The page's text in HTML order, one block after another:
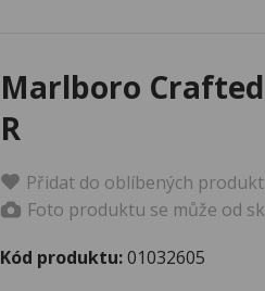
Marlboro Crafted
R
Přidat do oblíbených
Foto produktu se může od
Kód produktu:01032605